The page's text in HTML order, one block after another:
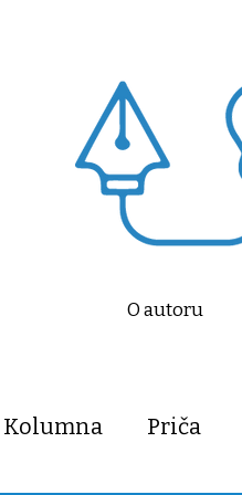
O autoru
Kolumna Priča